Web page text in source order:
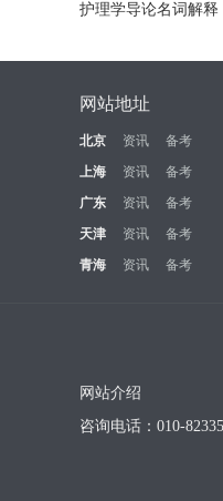
护理学导论名词解释
网站地址
北京 资讯 备考
上海
资讯 备考
广东
资讯 备考
天津
资讯 备考
青海
资讯 备考
网站介绍
咨询电话：010-